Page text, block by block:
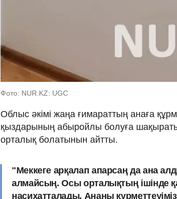
Фото: NUR.KZ: UGC
Облыс әкімі жаңа ғимараттың анаға
қыздарының абыройлы болуға
орталық болатынын айтты.
"Меккеге арқалап апарсаң да ана
алмайсың. Осы орталықтың ішінде
насихатталады. Ананы